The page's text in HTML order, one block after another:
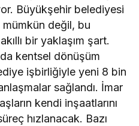
Büyükşehir belediyesi
değil, bu
bir yaklaşım şart.
kentsel dönüşüm
işbirliğiyle yeni 8 bin
sağlandı. İmar
kendi inşaatlarını
hızlanacak. Bazı